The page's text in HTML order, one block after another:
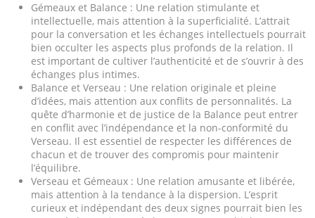
Gémeaux et Balance : Une relation stimulante et
intellectuelle, mais attention à la superficialité. L’attrait
pour la conversation et les échanges intellectuels pourrait
bien occulter les aspects plus profonds de la relation. Il
est important de cultiver l’authenticité et de s’ouvrir à des
échanges plus intimes.
Balance et Verseau : Une relation originale et pleine
d’idées, mais attention aux conflits de personnalités. La
quête d’harmonie et de justice de la Balance peut entrer
en conflit avec l’indépendance et la non-conformité du
Verseau. Il est essentiel de respecter les différences de
chacun et de trouver des compromis pour maintenir
l’équilibre.
Verseau et Gémeaux : Une relation amusante et libérée,
mais attention à la tendance à la dispersion. L’esprit
curieux et indépendant des deux signes pourrait bien les